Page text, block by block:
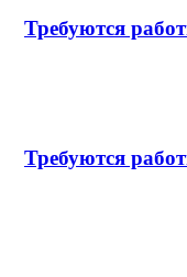
Требуются
Требуются